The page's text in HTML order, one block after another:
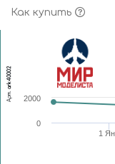
Как купить
Арт.
ark40002
1
0
2000